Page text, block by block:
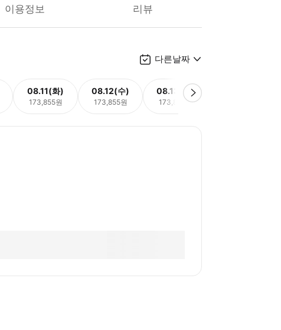
이용정보 리뷰
다른날짜
08.11(화)
173,855원
08.12(수)
173,855원
08.13(목)
173,855원